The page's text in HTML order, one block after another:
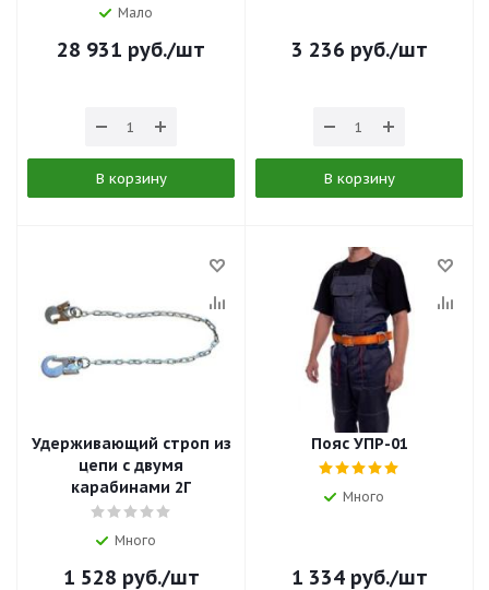
Мало
28 931 руб./шт
В корзину
3 236 руб./шт
В корзину
Удерживающий строп из
цепи с двумя
карабинами 2Г
Много
1 528 руб./шт
Пояс УПР-01
Много
1 334руб./шт